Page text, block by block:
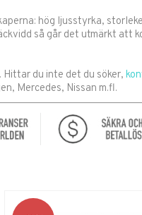
hög ljusstyrka,
så går det utmärkt att
du inte det du söker,
Mercedes, Nissan m.fl.